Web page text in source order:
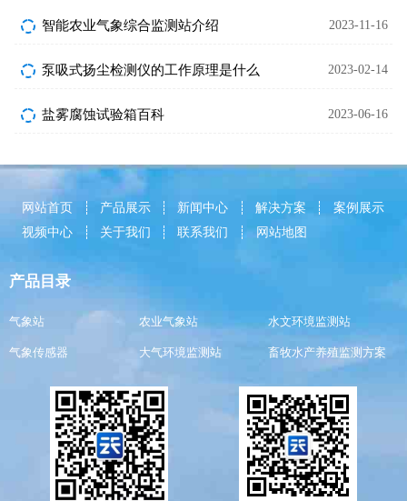
智能农业气象综合监测站介绍 2023-11-16
泵吸式扬尘检测仪的工作原理是什么 2023-02-14
盐雾腐蚀试验箱百科 2023-06-16
网站首页 产品展示 新闻中心 解决方案
案例展示
视频中心
关于我们 联系我们 网站地图
产品目录
气象站 农业气象站 水文环境监测站
气象传感器 大气环境监测站 畜牧水产养殖监测方案